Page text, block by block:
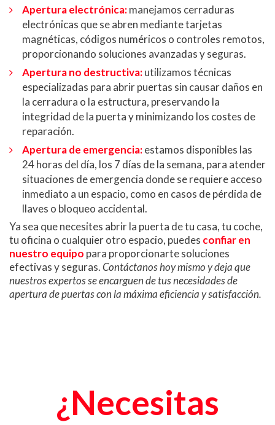
Apertura electrónica:manejamos cerraduras
electrónicas que se abren mediante tarjetas
magnéticas, códigos numéricos o controles remotos,
proporcionando soluciones avanzadas y seguras.
Apertura no destructiva:utilizamos técnicas
especializadas para abrir puertas sin causar daños en
la cerradura o la estructura, preservando la
integridad de la puerta y minimizando los costes de
reparación.
Apertura de emergencia:estamos disponibles las
24 horas del día, los 7 días de la semana, para atender
situaciones de emergencia donde se requiere acceso
inmediato a un espacio, como en casos de pérdida de
llaves o bloqueo accidental.
Ya sea que necesites abrir la puerta de tu casa, tu coche,
tu oficina o cualquier otro espacio, puedes confiar en
nuestro equipo para proporcionarte soluciones
efectivas y seguras.Contáctanos hoy mismo y deja que
nuestros expertos se encarguen de tus necesidades de
apertura de puertas con la máxima eficiencia y satisfacción.
¿Necesitas